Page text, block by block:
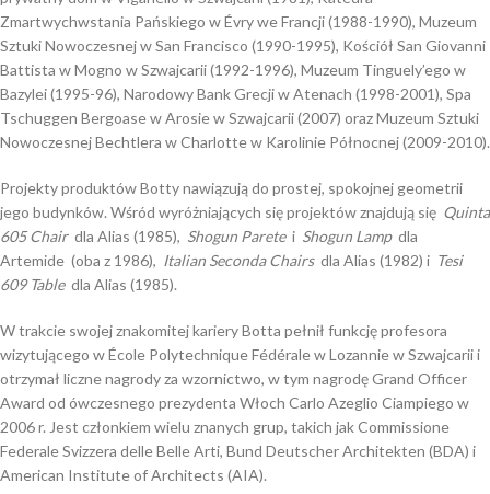
Zmartwychwstania Pańskiego w Évry we Francji (1988-1990), Muzeum
Sztuki Nowoczesnej w San Francisco (1990-1995), Kościół San Giovanni
Battista w Mogno w Szwajcarii (1992-1996), Muzeum Tinguely’ego w
Bazylei (1995-96), Narodowy Bank Grecji w Atenach (1998-2001), Spa
Tschuggen Bergoase w Arosie w Szwajcarii (2007) oraz Muzeum Sztuki
Nowoczesnej Bechtlera w Charlotte w Karolinie Północnej (2009-2010).
Projekty produktów Botty nawiązują do prostej, spokojnej geometrii
jego budynków. Wśród wyróżniających się projektów znajdują się Quinta
605 Chair dla Alias ​​(1985), Shogun Paretei Shogun Lampdla
Artemide (oba z 1986), Italian Seconda Chairsdla Alias ​​(1982) i Tesi
609 Tabledla Alias ​​(1985).
W trakcie swojej znakomitej kariery Botta pełnił funkcję profesora
wizytującego w École Polytechnique Fédérale w Lozannie w Szwajcarii i
otrzymał liczne nagrody za wzornictwo, w tym nagrodę Grand Officer
Award od ówczesnego prezydenta Włoch Carlo Azeglio Ciampiego w
2006 r. Jest członkiem wielu znanych grup, takich jak Commissione
Federale Svizzera delle Belle Arti, Bund Deutscher Architekten (BDA) i
American Institute of Architects (AIA).